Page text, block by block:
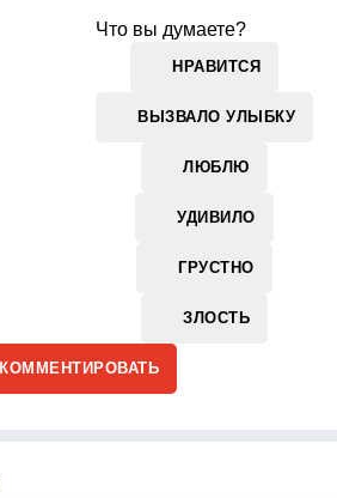
Что вы думаете?
НРАВИТСЯ
ВЫЗВАЛО УЛЫБКУ
ЛЮБЛЮ
УДИВИЛО
ГРУСТНО
ЗЛОСТЬ
КОММЕНТИРОВАТЬ